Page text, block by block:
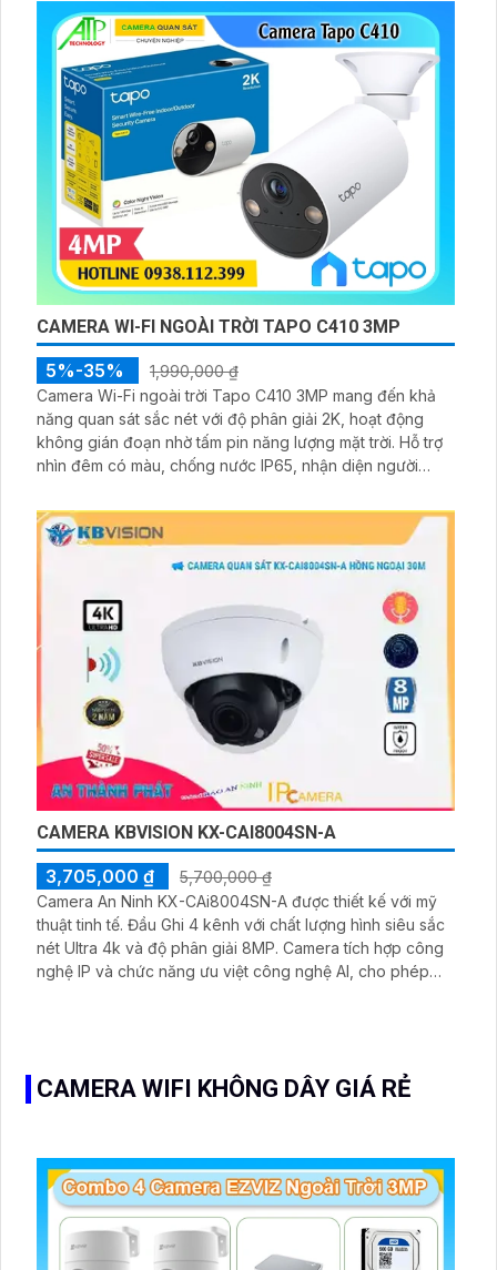
CAMERA WI-FI NGOÀI TRỜI TAPO C410 3MP
5%-35%
1,990,000 ₫
Camera Wi-Fi ngoài trời Tapo C410 3MP mang đến khả
năng quan sát sắc nét với độ phân giải 2K, hoạt động
không gián đoạn nhờ tấm pin năng lượng mặt trời. Hỗ trợ
nhìn đêm có màu, chống nước IP65, nhận diện người
bạn yên tâm giám sát mọi lúc.
CAMERA KBVISION KX-CAI8004SN-A
3,705,000 ₫
5,700,000 ₫
Camera An Ninh KX-CAi8004SN-A được thiết kế với mỹ
thuật tinh tế. Đầu Ghi 4 kênh với chất lượng hình siêu sắc
nét Ultra 4k và độ phân giải 8MP. Camera tích hợp công
nghệ IP và chức năng ưu việt công nghệ AI, cho phép
CAMERA WIFI KHÔNG DÂY GIÁ RẺ